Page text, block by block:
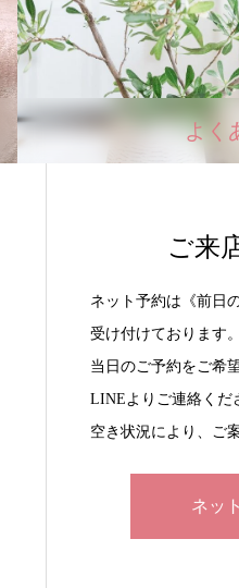
よく
ご来
ネット予約は《前日
受け付けております。
当日のご予約をご希
LINEよりご連絡くだ
空き状況により、ご
ネッ